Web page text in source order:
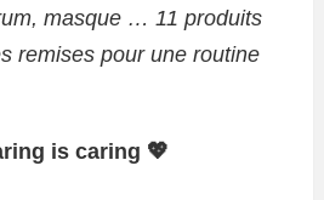
masque … 11 produits
remises pour une routine
is caring 💖